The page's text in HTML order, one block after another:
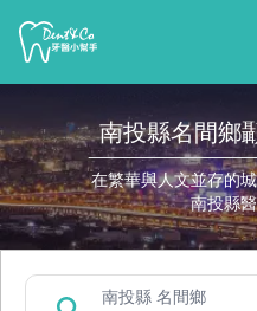
南投縣名間鄉
在繁華與人文並存的
南投縣
南投縣 名間鄉